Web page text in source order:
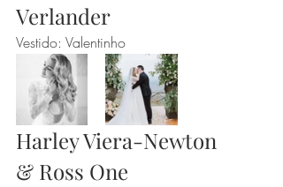
Verlander
Vestido: Valentinho
Harley Viera-Newton
& Ross One